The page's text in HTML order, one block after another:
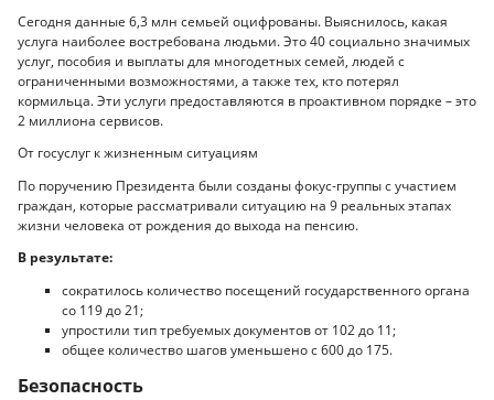
Сегодня данные 6,3 млн семьей оцифрованы. Выяснилось, какая
услуга наиболее востребована людьми. Это 40 социально значимых
услуг, пособия и выплаты для многодетных семей, людей с
ограниченными возможностями, а также тех, кто потерял
кормильца. Эти услуги предоставляются в проактивном порядке – это
2 миллиона сервисов.
От госуслуг к жизненным ситуациям
По поручению Президента были созданы фокус-группы с участием
граждан, которые рассматривали ситуацию на 9 реальных этапах
жизни человека от рождения до выхода на пенсию.
В результате:
сократилось количество посещений государственного органа
со 119 до 21;
упростили тип требуемых документов от 102 до 11;
общее количество шагов уменьшено с 600 до 175.
Безопасность